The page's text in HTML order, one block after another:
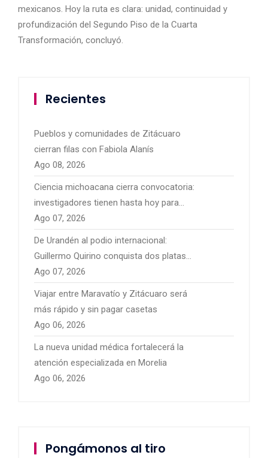
mexicanos. Hoy la ruta es clara: unidad, continuidad y
profundización del Segundo Piso de la Cuarta
Transformación, concluyó.
Recientes
Pueblos y comunidades de Zitácuaro
cierran filas con Fabiola Alanís
Ago 08, 2026
Ciencia michoacana cierra convocatoria:
investigadores tienen hasta hoy para
presentar sus proyectos
Ago 07, 2026
De Urandén al podio internacional:
Guillermo Quirino conquista dos platas
para México
Ago 07, 2026
Viajar entre Maravatío y Zitácuaro será
más rápido y sin pagar casetas
Ago 06, 2026
La nueva unidad médica fortalecerá la
atención especializada en Morelia
Ago 06, 2026
Pongámonos al tiro